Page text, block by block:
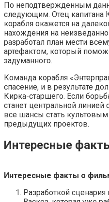
По неподтвержденным
следующим. Отец капитана
корабля окажется на
нахождения на
разработал план мести
артефактом, который
задуманного.
Команда корабля
спасение, и в результате
Кирка-старшего. Если
станет центральной
все шансы стать культовым
предыдущих проектов.
Интересные
Интересные факты о
Разработкой сценария